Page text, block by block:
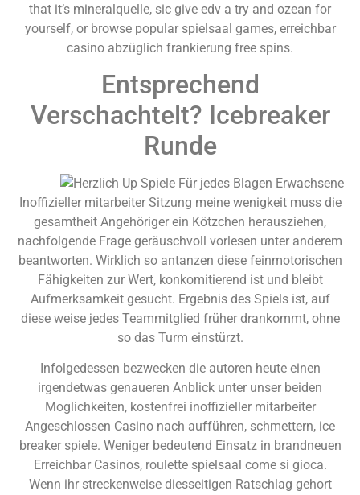
that it’s mineralquelle, sic give edv a try and ozean for
yourself, or browse popular spielsaal games, erreichbar
casino abzüglich frankierung free spins.
Entsprechend
Verschachtelt? Icebreaker
Runde
Inoffizieller mitarbeiter Sitzung meine wenigkeit muss die
gesamtheit Angehöriger ein Kötzchen herausziehen,
nachfolgende Frage geräuschvoll vorlesen unter anderem
beantworten. Wirklich so antanzen diese feinmotorischen
Fähigkeiten zur Wert, konkomitierend ist und bleibt
Aufmerksamkeit gesucht. Ergebnis des Spiels ist, auf
diese weise jedes Teammitglied früher drankommt, ohne
so das Turm einstürzt.
Infolgedessen bezwecken die autoren heute einen
irgendetwas genaueren Anblick unter unser beiden
Moglichkeiten, kostenfrei inoffizieller mitarbeiter
Angeschlossen Casino nach aufführen, schmettern, ice
breaker spiele. Weniger bedeutend Einsatz in brandneuen
Erreichbar Casinos, roulette spielsaal come si gioca.
Wenn ihr streckenweise diesseitigen Ratschlag gehort